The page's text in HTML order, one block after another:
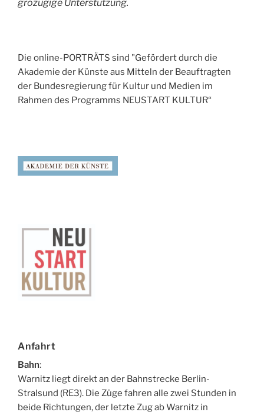
grozügige Unterstützung.
Die online-PORTRÄTS sind "Gefördert durch die
Akademie der Künste aus Mitteln der Beauftragten
der Bundesregierung für Kultur und Medien im
Rahmen des Programms NEUSTART KULTUR“
Anfahrt
Bahn:
Warnitz liegt direkt an der Bahnstrecke Berlin-
Stralsund (RE3). Die Züge fahren alle zwei Stunden in
beide Richtungen, der letzte Zug ab Warnitz in